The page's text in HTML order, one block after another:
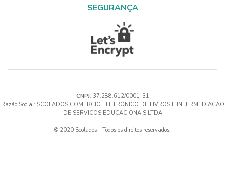
SEGURANÇA
CNPJ: 37.288.612/0001-31
Razão Social: SCOLADOS COMERCIO ELETRONICO DE LIVROS E INTERMEDIACAO
DE SERVICOS EDUCACIONAIS LTDA
© 2020 Scolados - Todos os direitos reservados.